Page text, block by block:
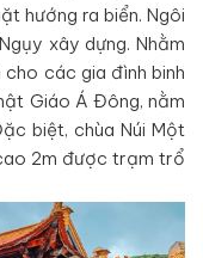
hướng ra biển. Ngôi
xây dựng. Nhằm
các gia đình binh
Giáo Á Đông, nằm
biệt, chùa Núi Một
2m được trạm trổ